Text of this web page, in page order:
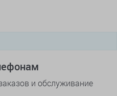
и обслуживание